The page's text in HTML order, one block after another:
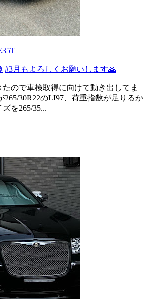
#3月もよろしくお願いします🙇
ので車検取得に向けて動き出してま
265/30R22のLI97、荷重指数が足りるか
を265/35...